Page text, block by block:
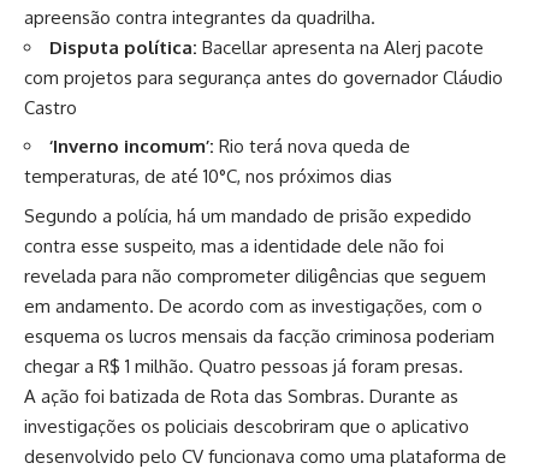
apreensão contra integrantes da quadrilha.
Disputa política: Bacellar apresenta na Alerj pacote
com projetos para segurança antes do governador Cláudio
Castro
‘Inverno incomum’: Rio terá nova queda de
temperaturas, de até 10°C, nos próximos dias
Segundo a polícia, há um mandado de prisão expedido
contra esse suspeito, mas a identidade dele não foi
revelada para não comprometer diligências que seguem
em andamento. De acordo com as investigações, com o
esquema os lucros mensais da facção criminosa poderiam
chegar a R$ 1 milhão. Quatro pessoas já foram presas.
A ação foi batizada de Rota das Sombras. Durante as
investigações os policiais descobriram que o aplicativo
desenvolvido pelo CV funcionava como uma plataforma de